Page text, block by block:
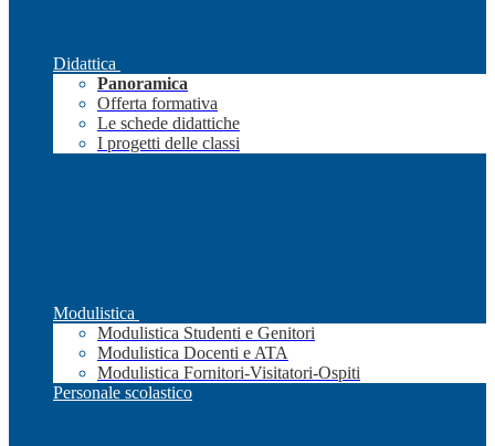
Didattica
Panoramica
Offerta formativa
Le schede didattiche
I progetti delle classi
Modulistica
Modulistica Studenti e Genitori
Modulistica Docenti e ATA
Modulistica Fornitori-Visitatori-Ospiti
Personale scolastico